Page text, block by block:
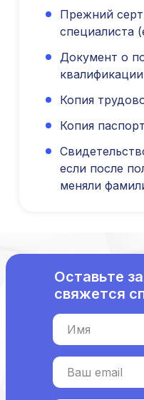
Прежний
специалиста
Документ о
Копия
Копия
если после
меняли
Имя
Ваш email
Оставьте
свяжется
Соглашение о
info@kursmedik.ru
Профессиональная
Повышение квалификации
Для биологов
Со средним образованием
Новые курсы
С высшим образованием
Прохождение тестов по клиническим
рекомендациям на портале НМО
Сопровождение первичной
специализированной аккредитации